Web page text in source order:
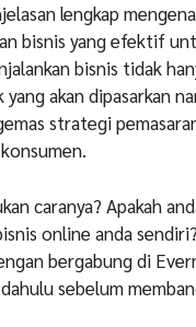
lengkap
bisnis yang efektif
bisnis tidak
akan dipasarkan
strategi
caranya? Apakah
online anda
bergabung di
sebelum